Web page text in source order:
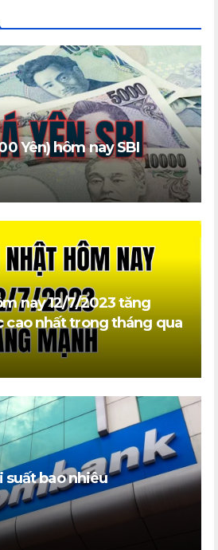
Yên) hôm nay SBI
nay 12/7/2023 tăng
cao nhất trong tháng qua
suất bao nhiêu